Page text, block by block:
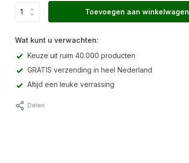
Toevoegen aan winkelwagen
Wat kunt u verwachten:
Keuze uit ruim 40.000 producten
GRATIS verzending in heel Nederland
Altijd een leuke verrassing
Delen